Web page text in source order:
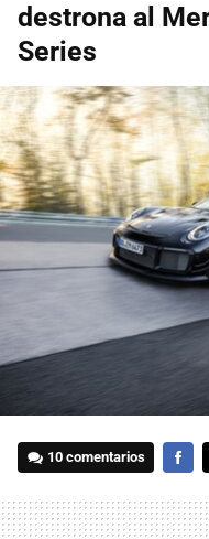
destrona al
Series
10 comentarios